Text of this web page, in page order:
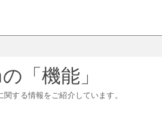
の「機能 」
関する情報をご紹介しています。